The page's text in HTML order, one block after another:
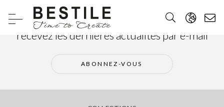
Abonnez-vous à notre newsletter et
recevez les dernières actualités par e-mail
ABONNEZ-VOUS